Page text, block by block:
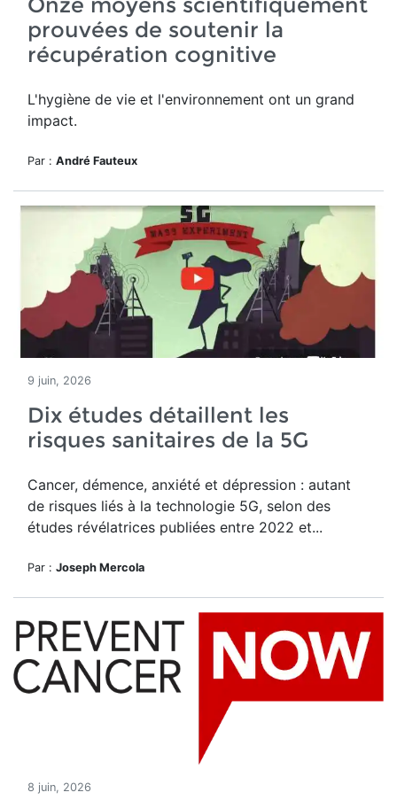
prouvées de soutenir la
récupération cognitive
L'hygiène de vie et l'environnement ont un grand
impact.
Par : André Fauteux
9 juin, 2026
Dix études détaillent les
risques sanitaires de la 5G
Cancer, démence, anxiété et dépression : autant
de risques liés à la technologie 5G, selon des
études révélatrices publiées entre 2022 et...
Par : Joseph Mercola
8 juin, 2026